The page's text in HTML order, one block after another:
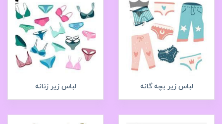
لباس زیر بچه گانه لباس زیر زنانه